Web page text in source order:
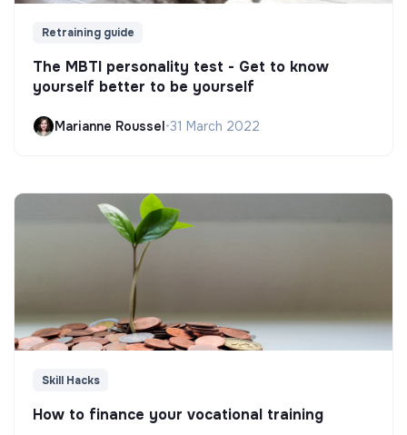
Retraining guide
The MBTI personality test - Get to know
yourself better to be yourself
Marianne Roussel•31 March 2022
Skill Hacks
How to finance your vocational training